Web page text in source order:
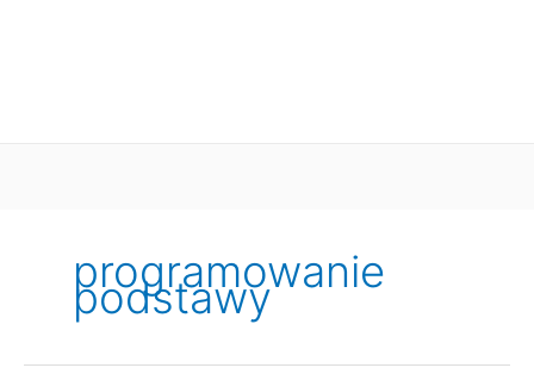
programowanie
podstawy